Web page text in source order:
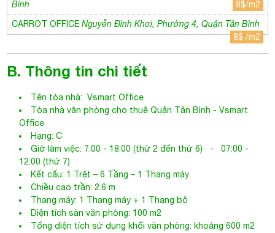
Bình
8$/m2
CARROT OFFICENguyễn Đình Khơi, Phường 4, Quận Tân Bình
8$ /m2
B. Thông tin chi tiết
Tên tòa nhà: Vsmart Office
Tòa nhà văn phòng cho thuê Quận Tân Bình - Vsmart
Office
Hạng: C
Giờ làm việc: 7:00 - 18:00 (thứ 2 đến thứ 6) - 07:00 -
12:00 (thứ 7)
Kết cấu: 1 Trệt – 6 Tầng – 1 Thang máy
Chiều cao trần: 2.6 m
Thang máy: 1 Thang máy + 1 Thang bộ
Diện tích sàn văn phòng: 100 m2
Tổng diện tích sử dụng khối văn phòng: khoảng 600 m2